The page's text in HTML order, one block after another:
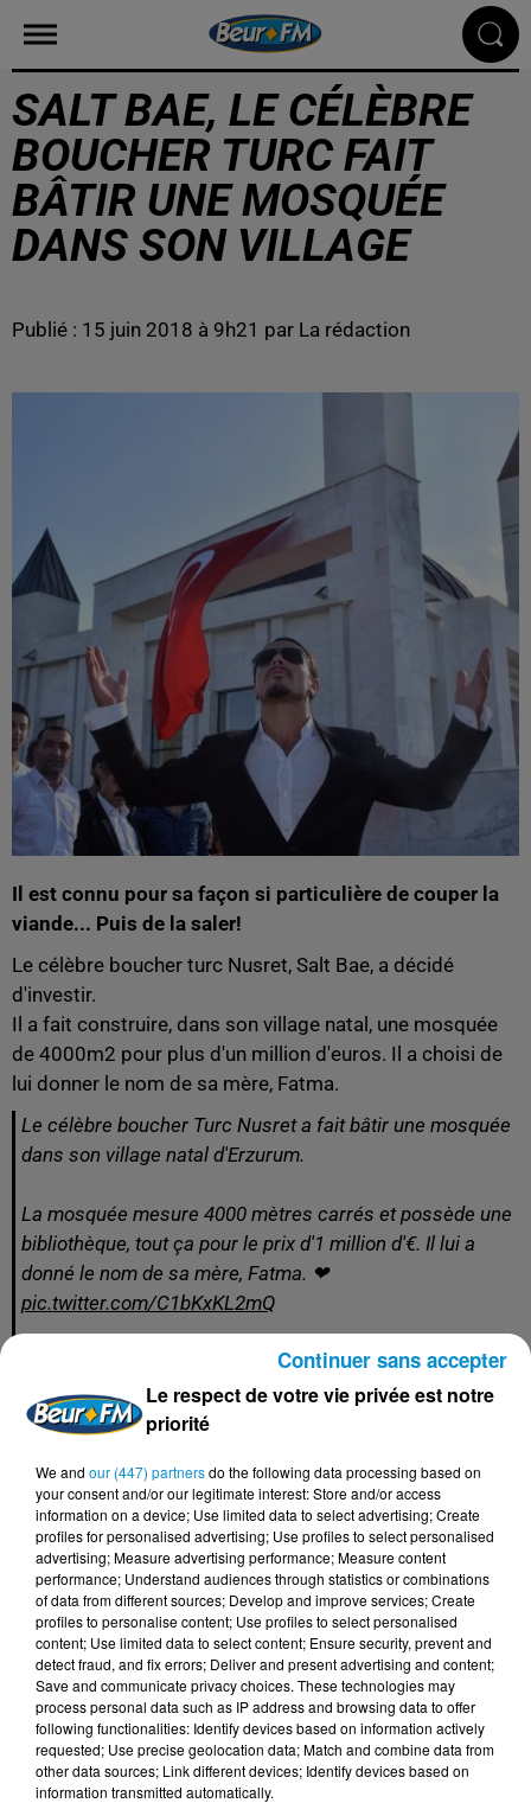
SALT BAE, LE CÉLÈBRE
BOUCHER TURC FAIT
BÂTIR UNE MOSQUÉE
DANS SON VILLAGE
Publié : 15 juin 2018 à 9h21 par La rédaction
Il est connu pour sa façon si particulière de couper la
viande... Puis de la saler!
Le célèbre boucher turc Nusret, Salt Bae, a décidé
d'investir.
Il a fait construire, dans son village natal, une mosquée
de 4000m2 pour plus d'un million d'euros. Il a choisi de
lui donner le nom de sa mère, Fatma.
Le célèbre boucher Turc Nusret a fait bâtir une mosquée
dans son village natal d'Erzurum.
La mosquée mesure 4000 mètres carrés et possède une
bibliothèque, tout ça pour le prix d'1 million d'€. Il lui a
donné le nom de sa mère, Fatma. ❤
pic.twitter.com/C1bKxKL2mQ
FIL D'ACTUS
7 août 2026
L’inflation recule à 5,1 % en Tunisie !
5 août 2026
Visas français : l’Algérie décroche, le
Maroc et la Tunisie...
Le respect de votre vie privée est notre
priorité
We and our (447) partnersdo the following data processing based on
your consent and/or our legitimate interest: Store and/or access
information on a device; Use limited data to select advertising; Create
profiles for personalised advertising; Use profiles to select personalised
advertising; Measure advertising performance; Measure content
performance; Understand audiences through statistics or combinations
of data from different sources; Develop and improve services; Create
profiles to personalise content; Use profiles to select personalised
content; Use limited data to select content; Ensure security, prevent and
detect fraud, and fix errors; Deliver and present advertising and content;
Save and communicate privacy choices. These technologies may
process personal data such as IP address and browsing data to offer
following functionalities: Identify devices based on information actively
requested; Use precise geolocation data; Match and combine data from
other data sources; Link different devices; Identify devices based on
information transmitted automatically.
Continuer sans accepter